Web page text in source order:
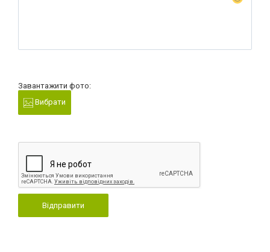
Завантажити фото:
Вибрати
Відправити